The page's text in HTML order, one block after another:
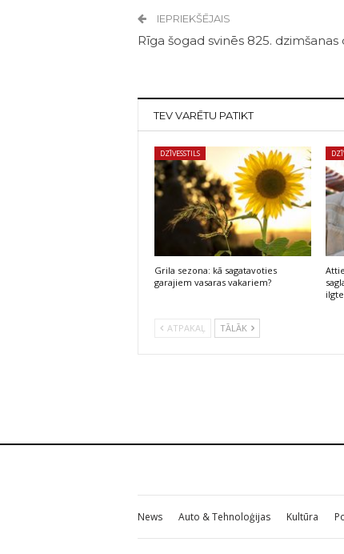
IEPRIEKŠĒJAIS
Rīga šogad svinēs 825. dzimšanas
TEV VARĒTU PATIKT
DZĪVESSTILS
Grila sezona: kā sagatavoties
garajiem vasaras vakariem?
ATPAKAĻ TĀLĀK
News Auto & Tehnoloģijas Kultūra